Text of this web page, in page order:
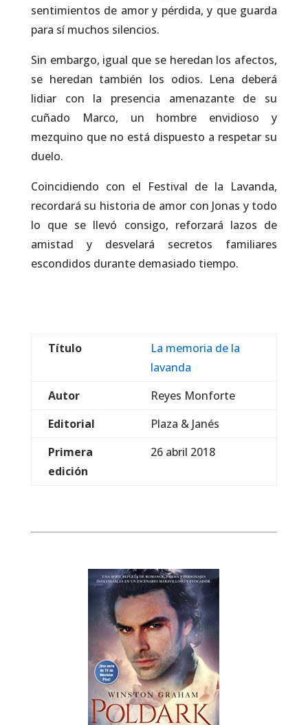
sentimientos de amor y pérdida, y que guarda
para sí muchos silencios.
Sin embargo, igual que se heredan los afectos,
se heredan también los odios. Lena deberá
lidiar con la presencia amenazante de su
cuñado Marco, un hombre envidioso y
mezquino que no está dispuesto a respetar su
duelo.
Coincidiendo con el Festival de la Lavanda,
recordará su historia de amor con Jonas y todo
lo que se llevó consigo, reforzará lazos de
amistad y desvelará secretos familiares
escondidos durante demasiado tiempo.
Título
La memoria de la
lavanda
Autor
Reyes Monforte
Editorial
Plaza & Janés
Primera
edición
26 abril 2018